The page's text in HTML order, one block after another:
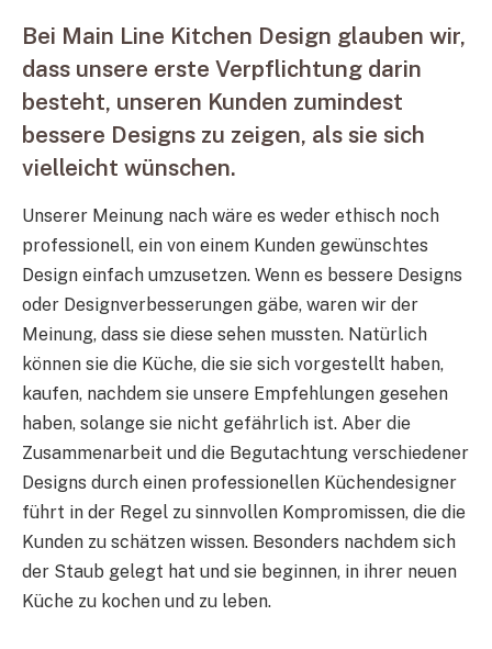
Bei Main Line Kitchen Design glauben wir,
dass unsere erste Verpflichtung darin
besteht, unseren Kunden zumindest
bessere Designs zu zeigen, als sie sich
vielleicht wünschen.
Unserer Meinung nach wäre es weder ethisch noch
professionell, ein von einem Kunden gewünschtes
Design einfach umzusetzen. Wenn es bessere Designs
oder Designverbesserungen gäbe, waren wir der
Meinung, dass sie diese sehen mussten. Natürlich
können sie die Küche, die sie sich vorgestellt haben,
kaufen, nachdem sie unsere Empfehlungen gesehen
haben, solange sie nicht gefährlich ist. Aber die
Zusammenarbeit und die Begutachtung verschiedener
Designs durch einen professionellen Küchendesigner
führt in der Regel zu sinnvollen Kompromissen, die die
Kunden zu schätzen wissen. Besonders nachdem sich
der Staub gelegt hat und sie beginnen, in ihrer neuen
Küche zu kochen und zu leben.